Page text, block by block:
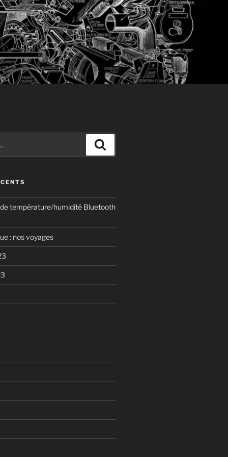
température/humidité Bluetooth
: nos voyages